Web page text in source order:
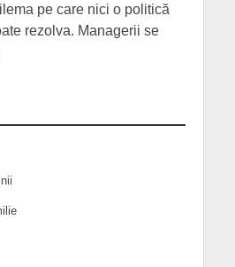
pe care nici o politică
rezolva. Managerii se